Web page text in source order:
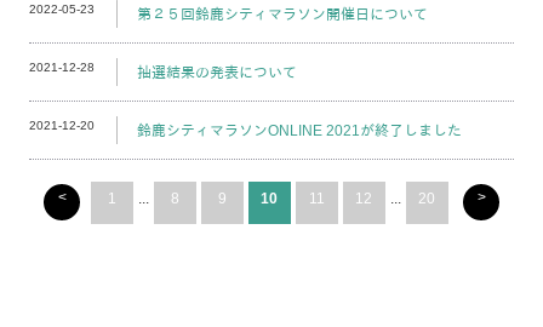
2022-05-23 第２５回鈴鹿シティマラソン開催日について
2021-12-28 抽選結果の発表について
2021-12-20 鈴鹿シティマラソンONLINE 2021が終了しました
< 1 8 9 10 11 12 20 >